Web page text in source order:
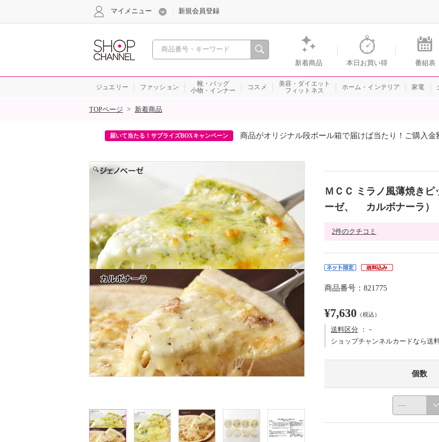
心おどる、瞬間を。通販・テレビショッピングのショップチャンネル
新着商品 本日お買い得 番組表
マイメニュー 新規会員登録
ジュエリー ファッション
靴・バッグ
小物・インナー
コスメ
美容・ダイエット
フィットネス
ホーム・インテリア 家電
SALE
TOPページ > 新着商品
届いて当たる！サプライズBOXキャンペーン 商品がオリジナル段ボール箱で届けば当たり！ご購入金
Zoom
ＭＣＣ ミラノ風薄焼き
ーゼ、 カルボナーラ）
2件のクチコミ
商品番号：821775
¥7,630 （税込）
送料区分 ：－
ショップチャンネルカードなら送
個数